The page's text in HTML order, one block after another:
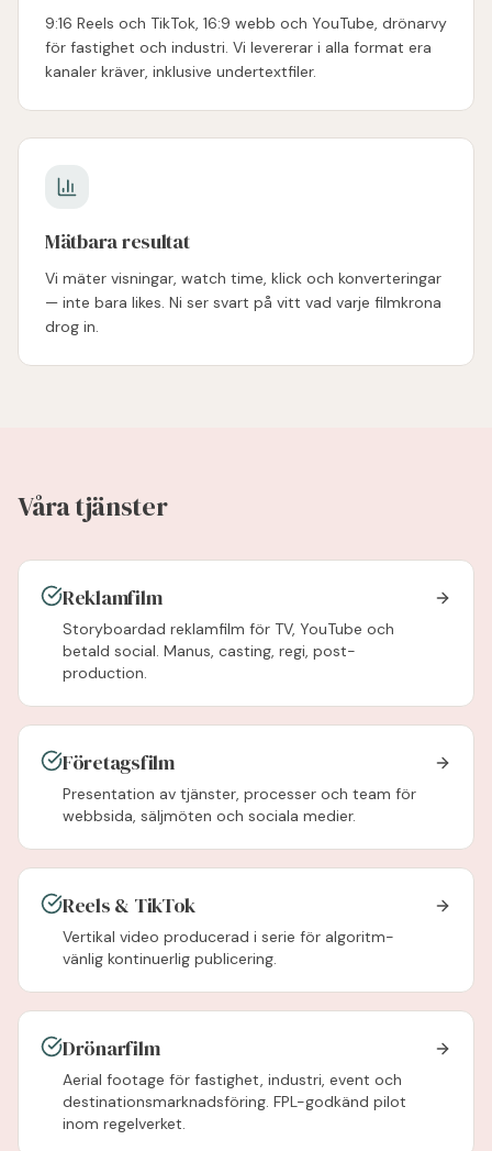
9:16 Reels och TikTok, 16:9 webb och YouTube, drönarvy
för fastighet och industri. Vi levererar i alla format era
kanaler kräver, inklusive undertextfiler.
Mätbara resultat
Vi mäter visningar, watch time, klick och konverteringar
— inte bara likes. Ni ser svart på vitt vad varje filmkrona
drog in.
Våra tjänster
Reklamfilm
Storyboardad reklamfilm för TV, YouTube och
betald social. Manus, casting, regi, post-
production.
Företagsfilm
Presentation av tjänster, processer och team för
webbsida, säljmöten och sociala medier.
Reels & TikTok
Vertikal video producerad i serie för algoritm-
vänlig kontinuerlig publicering.
Drönarfilm
Aerial footage för fastighet, industri, event och
destinationsmarknadsföring. FPL-godkänd pilot
inom regelverket.